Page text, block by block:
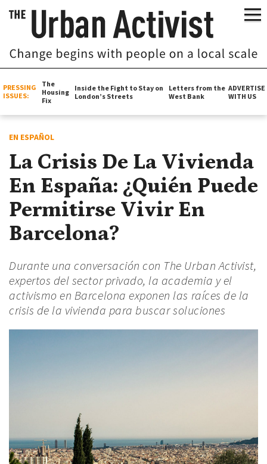
PRESSING
ISSUES:
The
Housing
Fix
Inside the Fight to Stay on
London’s Streets
Letters from the
West Bank
ADVERTISE
WITH US
EN ESPAÑOL
La Crisis De La Vivienda
En España: ¿Quién Puede
Permitirse Vivir En
Barcelona?
Durante una conversación con The Urban Activist,
expertos del sector privado, la academia y el
activismo en Barcelona exponen las raíces de la
crisis de la vivienda para buscar soluciones